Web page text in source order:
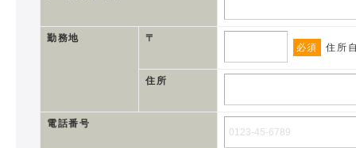
勤務地
〒
必須
住所
住所
電話番号